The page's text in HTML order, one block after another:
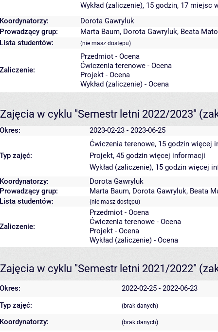
Wykład (zaliczenie), 15 godzin, 17 miejsc
Koordynatorzy:
Dorota Gawryluk
Prowadzący grup:
Marta Baum, Dorota Gawryluk, Beata
Lista studentów:
(nie masz dostępu)
Zaliczenie:
Przedmiot - Ocena
Ćwiczenia terenowe - Ocena
Projekt - Ocena
Wykład (zaliczenie) - Ocena
Zajęcia w cyklu "Semestr letni 2022/2023"
Okres: 2023-02-23 - 2023-06-25
Typ zajęć:
Ćwiczenia terenowe, 15 godzin więcej
Projekt, 45 godzin więcej informacji
Wykład (zaliczenie), 15 godzin więcej
Koordynatorzy:
Dorota Gawryluk
Prowadzący grup:
Marta Baum, Dorota Gawryluk, Beata
Lista studentów:
(nie masz dostępu)
Zaliczenie:
Przedmiot - Ocena
Ćwiczenia terenowe - Ocena
Projekt - Ocena
Wykład (zaliczenie) - Ocena
Zajęcia w cyklu "Semestr letni 2021/2022"
Okres:
2022-02-25 - 2022-06-23
Typ zajęć:
(brak danych)
Koordynatorzy: (brak danych)